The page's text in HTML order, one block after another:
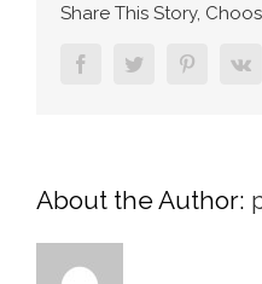
Share This Story,
FacebookTwitter Pinterest
About the Author: